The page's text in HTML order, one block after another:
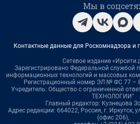
Мы в
Контактные данные для Роскомнадзора и
Сетевое издание
Зарегистрировано Федеральной службой
информационных технологий и массовых
Регистрационный номер ЭЛ № ФС 77 –
Учредитель: Общество с ограниченной
ТЕХНОЛОГИИ"
Главный редактор: Кузнецова
Адрес редакции: 664022, Россия, г. Иркутск,
(офис 206),